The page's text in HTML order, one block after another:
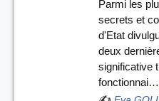
Parmi les
secrets et
d'Etat
deux
significative
fonctionnai…